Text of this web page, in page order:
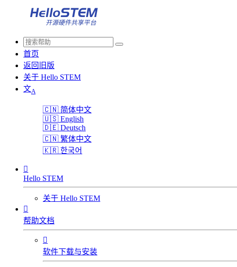
首页
返回旧版
关于 Hello STEM
文A
🇨🇳 简体中文
🇺🇸 English
🇩🇪 Deutsch
🇨🇳 繁体中文
🇰🇷 한국어

Hello STEM
关于 Hello STEM

帮助文档

软件下载与安装